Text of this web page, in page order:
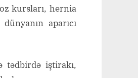
kursları, hernia
aparıcı
tədbirdə iştirakı,